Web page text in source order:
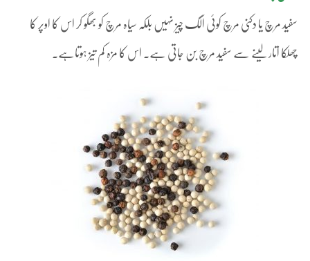
سفید مرچ یا دکنی مرچ کوئی الگ چیز نہیں بلکہ سیاہ مرچ کو بھگو کر اس کا اوپر کا
چھلکا اتار لینے سے سفید مرچ بن جاتی ہے۔ اس کا مزہ کم تیز ہوتاہے۔